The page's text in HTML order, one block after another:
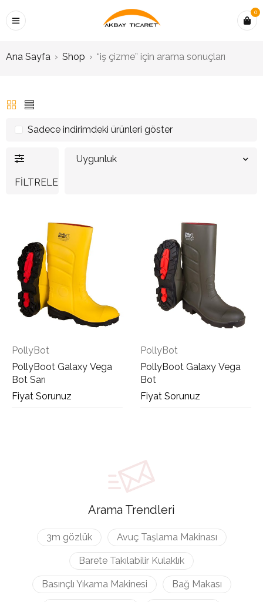
0
Ana Sayfa › Shop › “iş çizme” için arama sonuçları
FILTRELE
Uygunluk
Sadece indirimdeki ürünleri göster
PollyBot
PollyBoot Galaxy Vega
Bot Sarı
Fiyat Sorunuz
PollyBot
PollyBoot Galaxy Vega
Bot
Fiyat Sorunuz
Arama Trendleri
3m gözlük Avuç Taşlama Makinası
Barete Takılabilir Kulaklık
Basınçlı Yıkama Makinesi Bağ Makası